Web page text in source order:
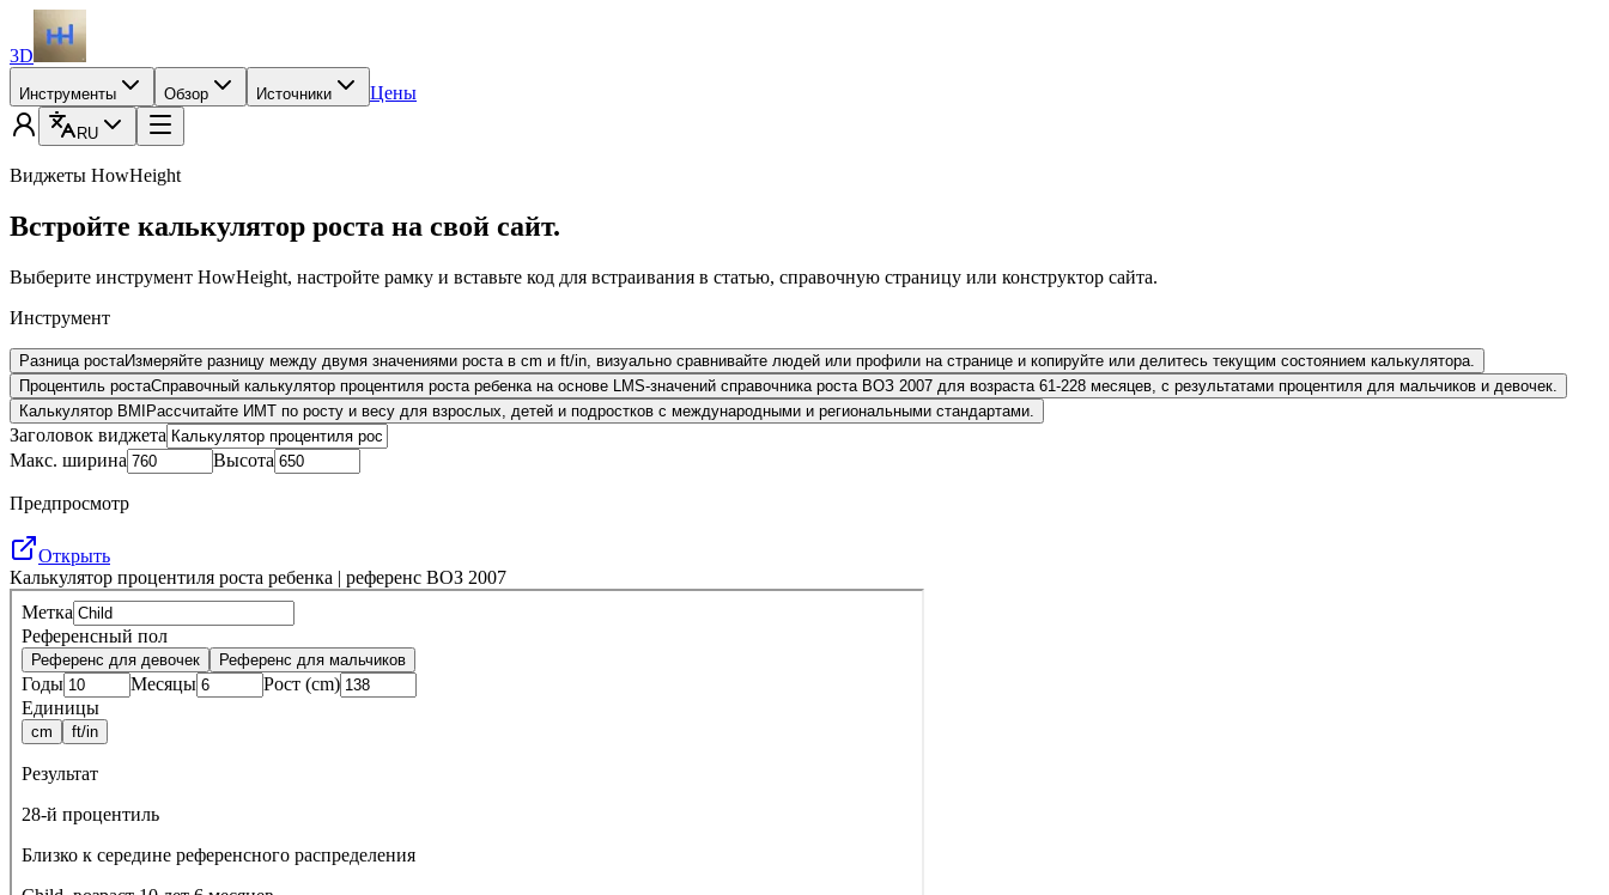
3D
Инструменты Обзор Источники Цены
RU
Виджеты HowHeight
Встройте калькулятор роста на свой сайт.
Выберите инструмент HowHeight, настройте рамку и вставьте код для встраивания в статью, справочную страницу или конструктор сайта.
Инструмент
Разница ростаИзмеряйте разницу между двумя значениями роста в cm и ft/in, визуально сравнивайте людей или профили на странице и копируйте или делитесь текущим состоянием калькулятора.
Процентиль ростаСправочный калькулятор процентиля роста ребенка на основе LMS-значений справочника роста ВОЗ 2007 для возраста 61-228 месяцев, с результатами процентиля для мальчиков и девочек.
Калькулятор BMI Рассчитайте ИМТ по росту и весу для взрослых, детей и подростков с международными и региональными стандартами.
Заголовок виджета
Макс. ширина
Высота
Предпросмотр
Открыть
Калькулятор процентиля роста ребенка | референс ВОЗ 2007